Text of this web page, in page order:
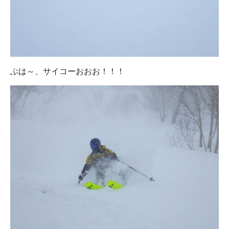
ぶは～、サイコーおおお！！！